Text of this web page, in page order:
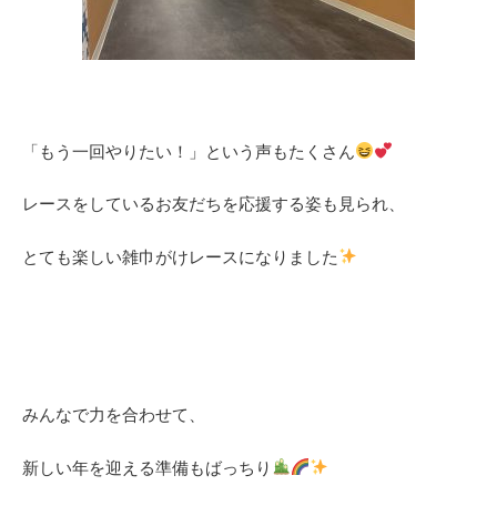
「もう一回やりたい！」という声もたくさん
レースをしているお友だちを応援する姿も見られ、
とても楽しい雑巾がけレースになりました
みんなで力を合わせて、
新しい年を迎える準備もばっちり